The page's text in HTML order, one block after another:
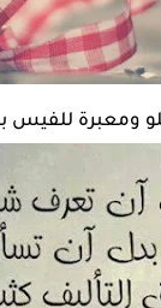
ومعبرة للفيس بوك